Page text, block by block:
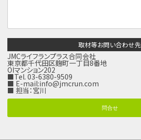
取材等お問い合わせ先
JMCライフランプラス合同会社
東京都千代田区麹町一丁目8番地
OIマンション202
■Tel. 03-6380-9509
■ E-mail:info@jmcrun.com
■ 担当：宮川
問合せ